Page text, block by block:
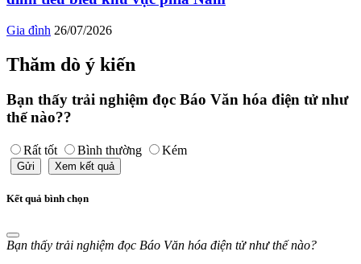
Gia đình 26/07/2026
Thăm dò ý kiến
Bạn thấy trải nghiệm đọc Báo Văn hóa điện tử như
thế nào??
Rất tốt Bình thường Kém
Gửi Xem kết quả
Kết quả bình chọn
Bạn thấy trải nghiệm đọc Báo Văn hóa điện tử như thế nào?